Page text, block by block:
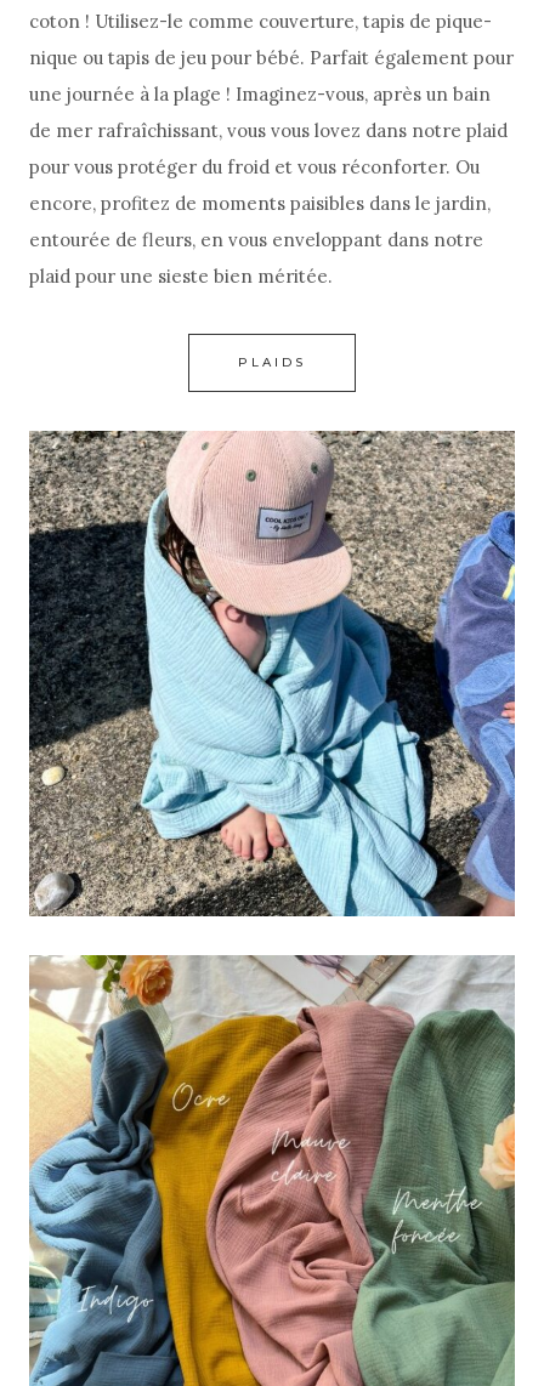
coton ! Utilisez-le comme couverture, tapis de pique-
nique ou tapis de jeu pour bébé. Parfait également pour
une journée à la plage ! Imaginez-vous, après un bain
de mer rafraîchissant, vous vous lovez dans notre plaid
pour vous protéger du froid et vous réconforter. Ou
encore, profitez de moments paisibles dans le jardin,
entourée de fleurs, en vous enveloppant dans notre
plaid pour une sieste bien méritée.
PLAIDS